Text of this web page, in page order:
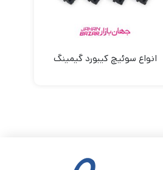
انواع سوئیچ کیبورد گیمینگ